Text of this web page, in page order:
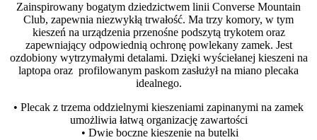
Zainspirowany bogatym dziedzictwem linii Converse Mountain
Club, zapewnia niezwykłą trwałość. Ma trzy komory, w tym
kieszeń na urządzenia przenośne podszytą trykotem oraz
zapewniający odpowiednią ochronę powlekany zamek. Jest
ozdobiony wytrzymałymi detalami. Dzięki wyściełanej kieszeni na
laptopa oraz profilowanym paskom zasłużył na miano plecaka
idealnego.
• Plecak z trzema oddzielnymi kieszeniami zapinanymi na zamek
umożliwia łatwą organizację zawartości
• Dwie boczne kieszenie na butelki